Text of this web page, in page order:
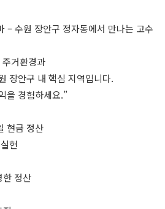
– 수원 장안구 정자동에서 만나는 고수
거환경과
장안구 내 핵심 지역입니다.
을 경험하세요.”
현금 정산
현
한 정산